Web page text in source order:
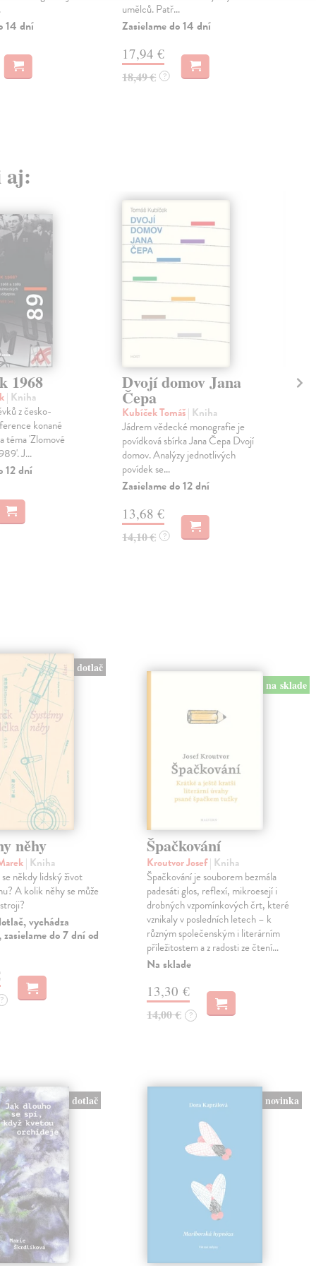
14 dní
umělců. Patř...
Zasielame do 14 dní
17,94 €
18,49 € ?
aj:
1968
| Kniha
z česko-
konané
téma 'Zlomové
J...
12 dní
Dvojí domov Jana
Čepa
Kubíček Tomáš| Kniha
Jádrem vědecké monografie je
povídková sbírka Jana Čepa Dvojí
domov. Analýzy jednotlivých
povídek se...
Zasielame do 12 dní
13,68 €
14,10 € ?
dotlač
něhy
| Kniha
někdy lidský život
A kolik něhy se může
vychádza
do 7 dní od
?
na sklade
Špačkování
Kroutvor Josef| Kniha
Špačkování je souborem bezmála
padesáti glos, reflexí, mikroesejí i
drobných vzpomínkových črt, které
vznikaly v posledních letech – k
různým společenským i literárním
příležitostem a z radosti ze čtení…
Na sklade
13,30 €
14,00 € ?
dotlač novinka